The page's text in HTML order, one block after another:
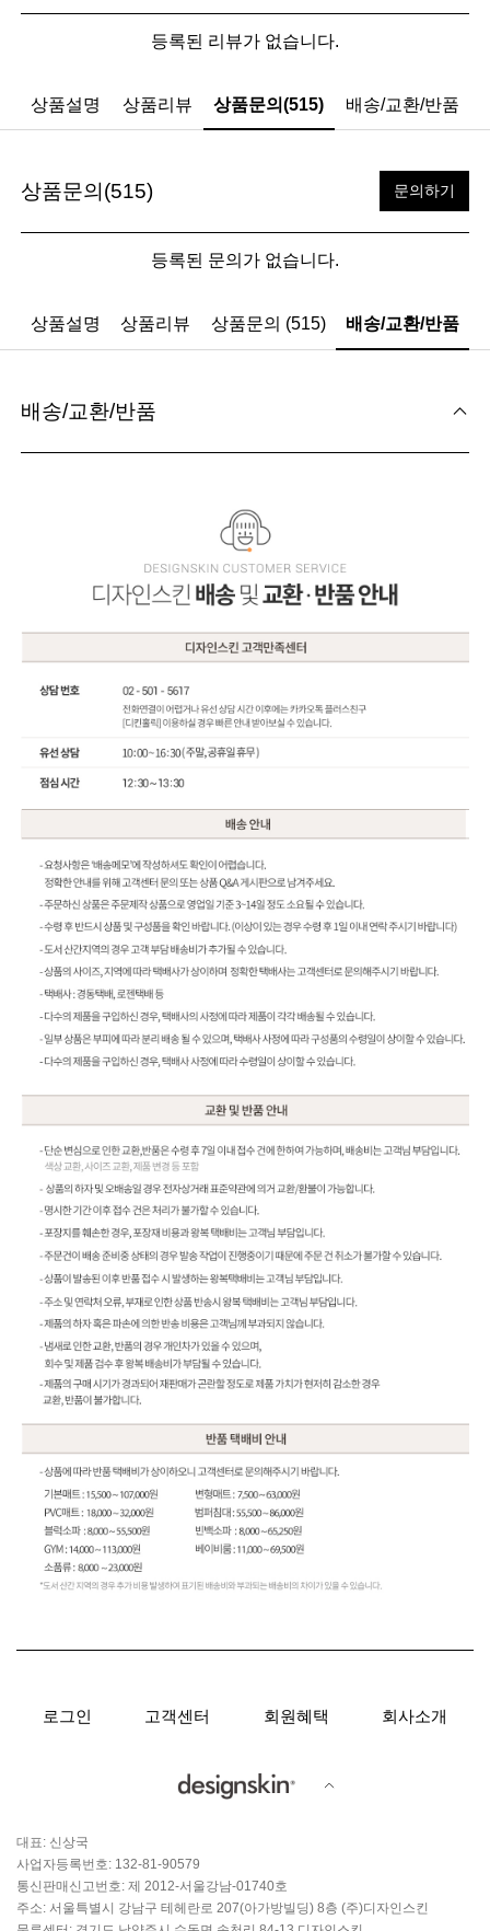
등록된 리뷰가 없습니다.
상품설명 상품리뷰 상품문의(515) 배송/교환/반품
상품문의(515) 문의하기
등록된 문의가 없습니다.
상품설명 상품리뷰 상품문의 (515) 배송/교환/반품
배송/교환/반품
로그인 고객센터 회원혜택 회사소개
대표: 신상국
사업자등록번호: 132-81-90579
통신판매신고번호: 제 2012-서울강남-01740호
주소: 서울특별시 강남구 테헤란로 207(아가방빌딩) 8층 (주)디자인스킨